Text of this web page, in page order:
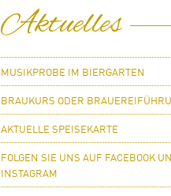
Aktuelles
MUSIKPROBE IM BIERGARTEN
BRAUKURS ODER
AKTUELLE SPEISEKARTE
FOLGEN SIE UNS AUF FACEBOOK
INSTAGRAM